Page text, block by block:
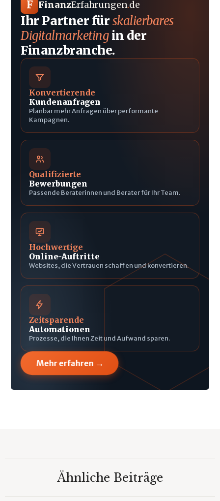
F FinanzErfahrungen.de
Ihr Partner fürskalierbares
Digitalmarketingin der
Finanzbranche.
Konvertierende
Kundenanfragen
Planbar mehr Anfragen über performante
Kampagnen.
Qualifizierte
Bewerbungen
Passende Beraterinnen und Berater für Ihr Team.
Hochwertige
Online-Auftritte
Websites, die Vertrauen schaffen und konvertieren.
Zeitsparende
Automationen
Prozesse, die Ihnen Zeit und Aufwand sparen.
Mehr erfahren →
Ähnliche Beiträge